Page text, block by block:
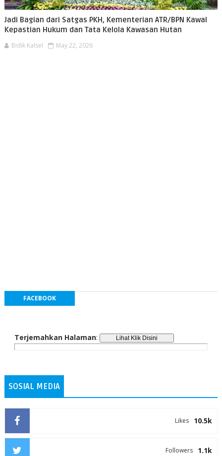
Jadi Bagian dari Satgas PKH, Kementerian ATR/BPN Kawal
Kepastian Hukum dan Tata Kelola Kawasan Hutan
Bidik Kalsel May 22, 2026
FACEBOOK
Terjemahkan Halaman:
SOSIAL MEDIA
10.5k
Likes
1.1k
Followers